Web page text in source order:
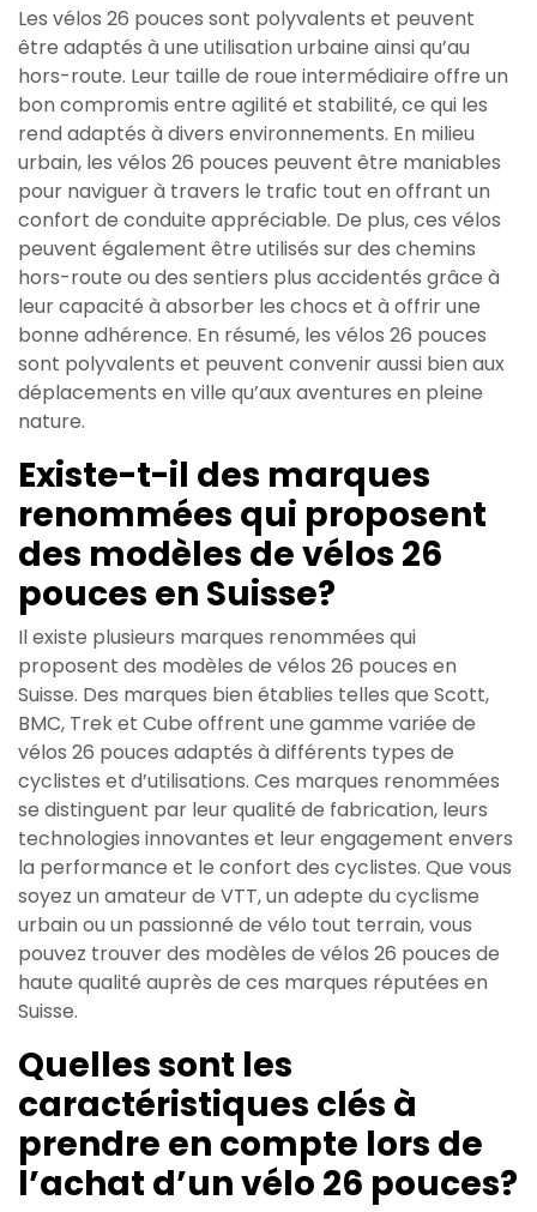
Les vélos 26 pouces sont polyvalents et peuvent
être adaptés à une utilisation urbaine ainsi qu’au
hors-route. Leur taille de roue intermédiaire offre un
bon compromis entre agilité et stabilité, ce qui les
rend adaptés à divers environnements. En milieu
urbain, les vélos 26 pouces peuvent être maniables
pour naviguer à travers le trafic tout en offrant un
confort de conduite appréciable. De plus, ces vélos
peuvent également être utilisés sur des chemins
hors-route ou des sentiers plus accidentés grâce à
leur capacité à absorber les chocs et à offrir une
bonne adhérence. En résumé, les vélos 26 pouces
sont polyvalents et peuvent convenir aussi bien aux
déplacements en ville qu’aux aventures en pleine
nature.
Existe-t-il des marques
renommées qui proposent
des modèles de vélos 26
pouces en Suisse?
Il existe plusieurs marques renommées qui
proposent des modèles de vélos 26 pouces en
Suisse. Des marques bien établies telles que Scott,
BMC, Trek et Cube offrent une gamme variée de
vélos 26 pouces adaptés à différents types de
cyclistes et d’utilisations. Ces marques renommées
se distinguent par leur qualité de fabrication, leurs
technologies innovantes et leur engagement envers
la performance et le confort des cyclistes. Que vous
soyez un amateur de VTT, un adepte du cyclisme
urbain ou un passionné de vélo tout terrain, vous
pouvez trouver des modèles de vélos 26 pouces de
haute qualité auprès de ces marques réputées en
Suisse.
Quelles sont les
caractéristiques clés à
prendre en compte lors de
l’achat d’un vélo 26 pouces?